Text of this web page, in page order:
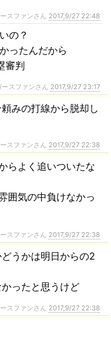
スファンさん 2017,9/27 22:48
の？
ったんだから
審判
スファンさん 2017,9/27 23:17
みの打線から脱却し
スファンさん 2017,9/27 22:38
らよく追いついたな
囲気の中負けなかっ
スファンさん 2017,9/27 22:38
うかは明日からの2
ったと思うけど
スファンさん 2017,9/27 22:38